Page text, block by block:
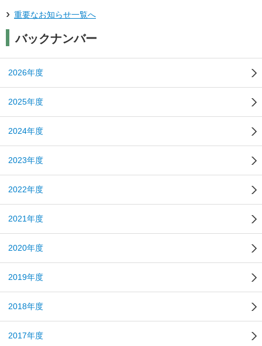
重要なお知らせ一覧へ
バックナンバー
2026年度
2025年度
2024年度
2023年度
2022年度
2021年度
2020年度
2019年度
2018年度
2017年度